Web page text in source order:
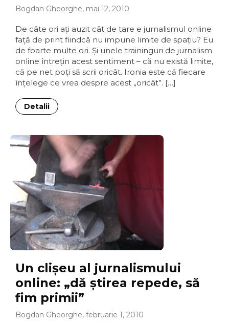
Bogdan Gheorghe, mai 12, 2010
De câte ori aţi auzit cât de tare e jurnalismul online
faţă de print fiindcă nu impune limite de spaţiu? Eu
de foarte multe ori. Şi unele traininguri de jurnalism
online întreţin acest sentiment – că nu există limite,
că pe net poţi să scrii oricât. Ironia este că fiecare
înţelege ce vrea despre acest „oricât”. […]
Detalii
Un clişeu al jurnalismului
online: „dă ştirea repede, să
fim primii”
Bogdan Gheorghe, februarie 1, 2010